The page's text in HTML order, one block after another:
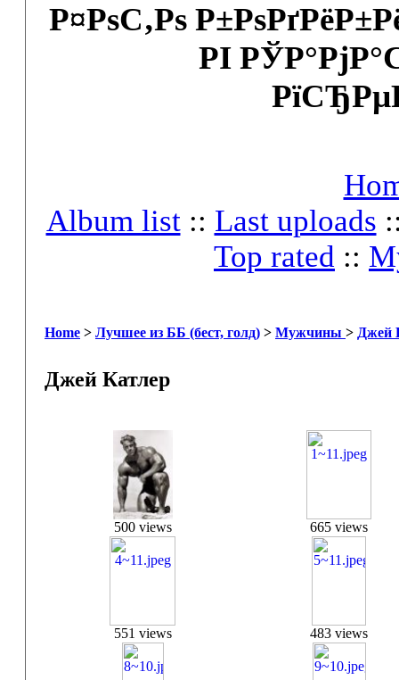
Р¤РѕС‚Рѕ
РІ
Album list:: Last uploads
Top rated ::
Home > Лучшее из ББ (бест, голд) > Мужчины > Джей
Джей Катлер
500 views 665 views
551 views 483 views